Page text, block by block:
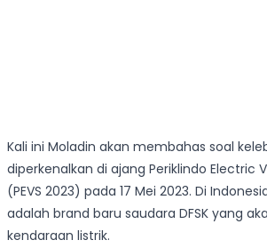
Kali ini Moladin akan membahas soal
diperkenalkan di ajang Periklindo Electric
(PEVS 2023) pada 17 Mei 2023. Di
adalah brand baru saudara DFSK yang
kendaraan listrik.